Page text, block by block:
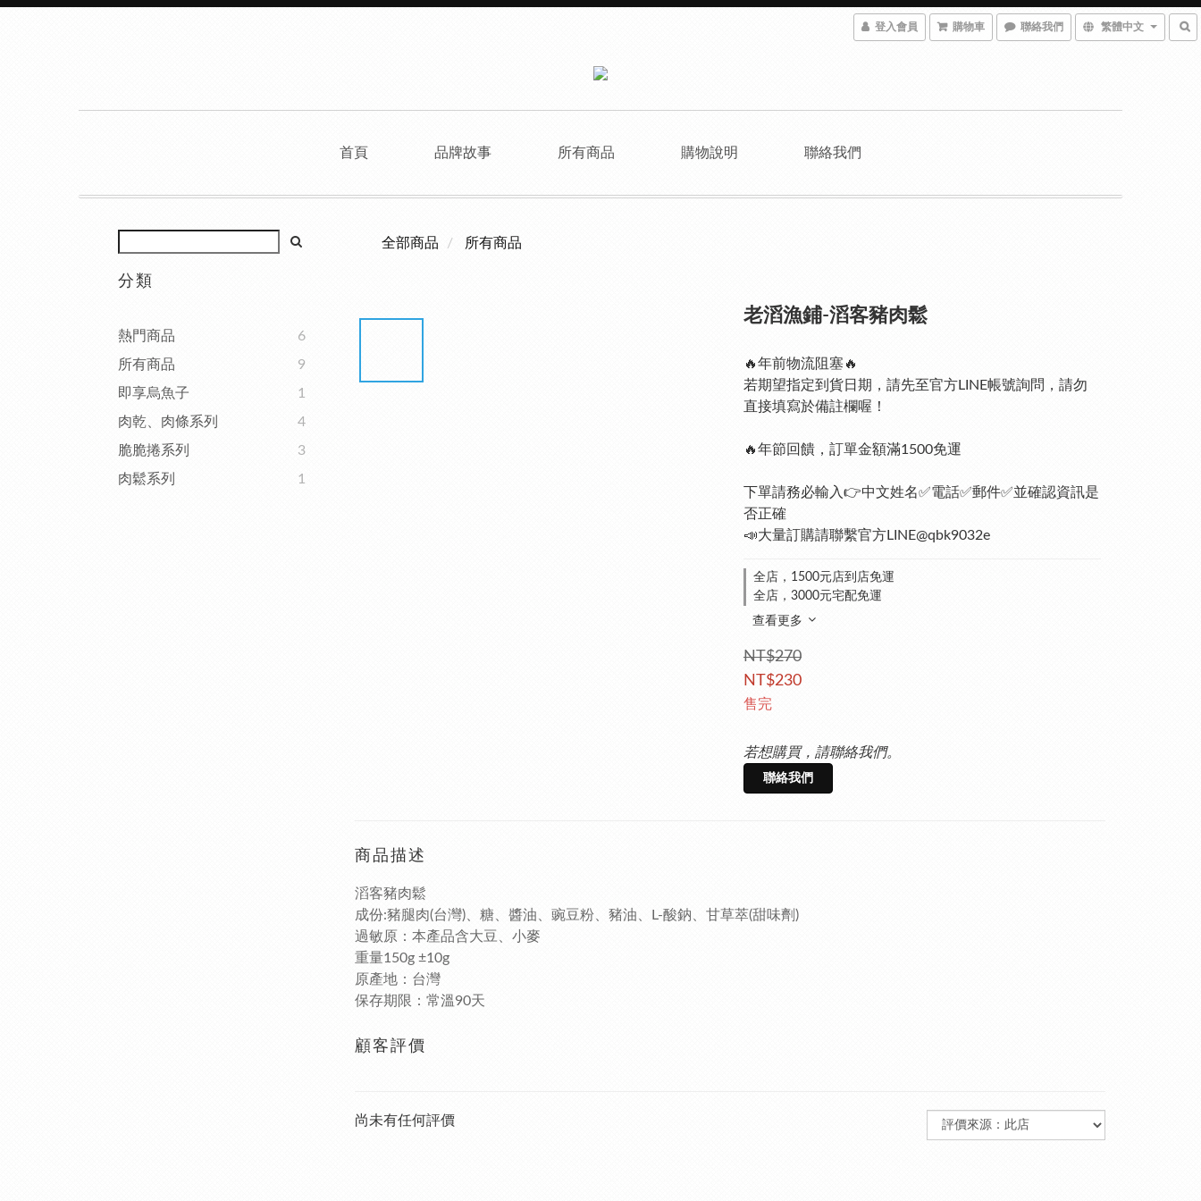
登入會員 購物車 聯絡我們 繁體中文
首頁 品牌故事 所有商品 購物說明 聯絡我們
分類
熱門商品
6
所有商品
9
即享烏魚子
1
肉乾、肉條系列
4
脆脆捲系列
3
肉鬆系列
1
全部商品 所有商品
老滔漁鋪-滔客豬肉鬆
🔥年前物流阻塞🔥
若期望指定到貨日期，請先至官方LINE帳號詢問，請勿
直接填寫於備註欄喔！
🔥年節回饋，訂單金額滿1500免運
下單請務必輸入👉中文姓名✅電話✅郵件✅並確認資訊是
否正確
📣大量訂購請聯繫官方LINE@qbk9032e
全店，1500元店到店免運
全店，3000元宅配免運
查看更多
NT$270
NT$230
售完
若想購買，請聯絡我們。
聯絡我們
商品描述
滔客豬肉鬆
成份:豬腿肉(台灣)、糖、醬油、豌豆粉、豬油、L-酸鈉、甘草萃(甜味劑)
過敏原：本產品含大豆、小麥
重量150g ±10g
原產地：台灣
保存期限：常溫90天
顧客評價
尚未有任何評價